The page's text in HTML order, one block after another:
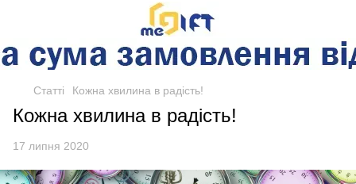
Статті Кожна хвилина в радість!
Кожна хвилина в радість!
17 липня 2020